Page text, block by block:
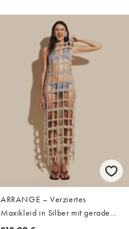
ARRANGE – Verziertes
Maxikleid in Silber mit geradem
Schnitt und Gittermuster